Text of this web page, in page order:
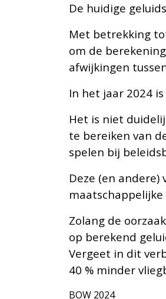
De huidige
Met betrekking
om de
afwijkingen
In het jaar 2024
Het is niet
te bereiken van
spelen bij
Deze (en
Zolang de
op berekend
Vergeet in dit
40 % minder
BOW 2024